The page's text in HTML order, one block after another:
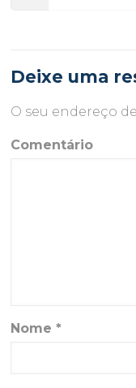
Deixe uma
O seu endereço
Comentário
Nome*